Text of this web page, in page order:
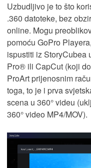
Uzbudljivo je to što
.360 datoteke, bez
online. Mogu
pomoću GoPro
ispustiti iz StoryCubea
Pro® ili CapCut (koji
ProArt prijenosnim
toga, to je i prva
scena u 360° videu
360° video MP4/MOV).